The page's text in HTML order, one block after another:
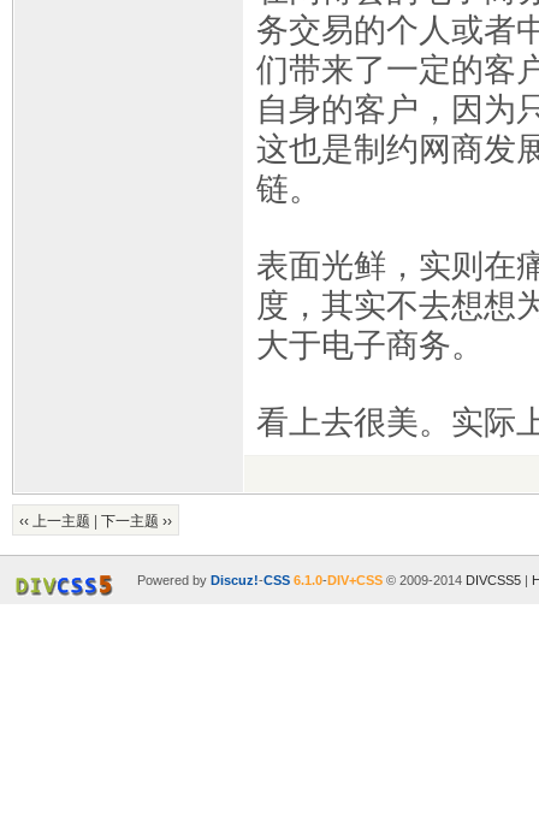
务交易的个人或者
们带来了一定的客
自身的客户，因为
这也是制约网商发
链。
表面光鲜，实则在
度，其实不去想想
大于电子商务。
看上去很美。实际
‹‹ 上一主题 下一主题 ››
Powered by Discuz!-CSS 6.1.0-DIV+CSS© 2009-2014 DIVCSS5|